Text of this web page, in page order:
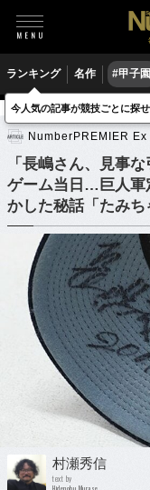
ランキング 名作 #甲子園
野球 プロ野球
NumberPREMIER Ex
「長嶋さん、見事
ゲーム当日…巨人軍
かした秘話「たみち
村瀬秀信
text by
Hidenobu Murase
今人気の記事が競技ごとに探